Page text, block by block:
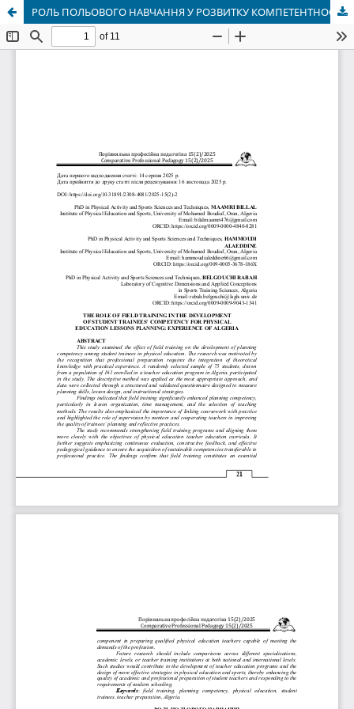
РОЛЬ ПОЛЬОВОГО НАВЧАННЯ У РОЗВИТКУ КОМПЕТЕНТНОСТІ СТУДЕНТІВ-ПРАКТИКАНТІВ З ПЛАНУВАННЯ УРОКІВ ФІЗИЧНОГО ВИХОВАННЯ: ДОСВІД АЛЖИРУ